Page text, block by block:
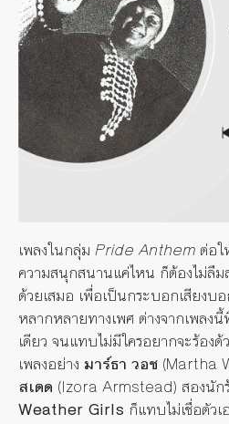
เพลงในกลุ่ม Pride Anthem ต่อใ
ความสนุกสนานแค่ไหน ก็ต้องไม่ลืม
ด้วยเสมอ เพื่อเป็นกระบอกเสียงบ
หลากหลายทางเพศ ต่างจากเพลง
เดียว จนแทบไม่มีใครอยากจะร้อง
เพลงอย่าง มาร์ธา วอช (Martha
สเตด (Izora Armstead) สองนัก
Weather Girls ก็แทบไม่เชื่อตัวเ